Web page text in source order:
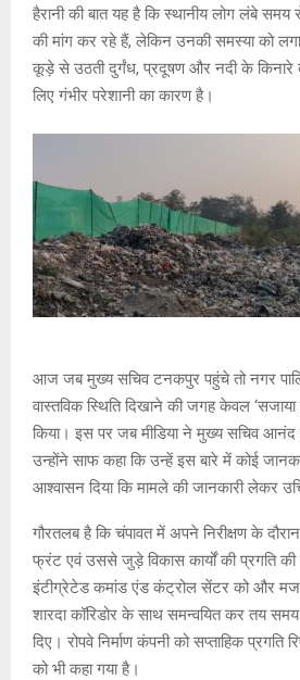
हैरानी की बात यह है कि स्थानीय लोग लंबे
की मांग कर रहे हैं, लेकिन उनकी समस्या को
कूड़े से उठती दुर्गंध, प्रदूषण और नदी के किनारे
लिए गंभीर परेशानी का कारण है।
आज जब मुख्य सचिव टनकपुर पहुंचे तो नगर
वास्तविक स्थिति दिखाने की जगह केवल ‘सजाया
किया। इस पर जब मीडिया ने मुख्य सचिव आनंद
उन्होंने साफ कहा कि उन्हें इस बारे में कोई
आश्वासन दिया कि मामले की जानकारी लेकर
गौरतलब है कि चंपावत में अपने निरीक्षण के
फ्रंट एवं उससे जुड़े विकास कार्यों की प्रगति की
इंटीग्रेटेड कमांड एंड कंट्रोल सेंटर को और मजबूत
शारदा कॉरिडोर के साथ समन्वयित कर तय
दिए। रोपवे निर्माण कंपनी को सप्ताहिक प्रगति
को भी कहा गया है।